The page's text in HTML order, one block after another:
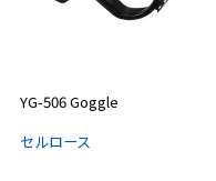
YG-506 Goggle
セルロース